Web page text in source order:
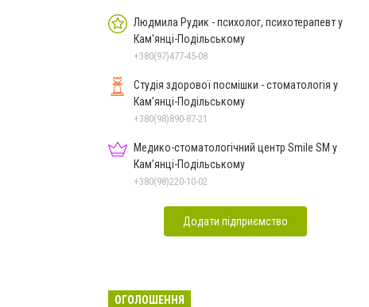
Людмила Рудик - психолог, психотерапевт у
Кам'янці-Подільському
+380(97)477-45-08
Студія здорової посмішки - стоматологія у
Кам’янці-Подільському
+380(98)890-87-21
Медико-стоматологічний центр Smile SM у
Кам’янці-Подільському
+380(98)220-10-02
Додати підприємство
ОГОЛОШЕННЯ